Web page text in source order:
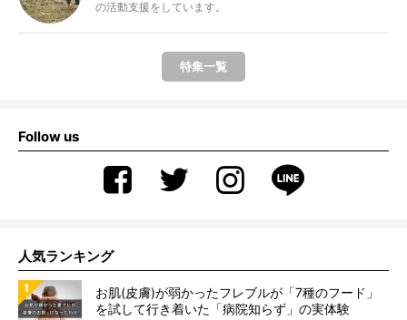
の活動支援をしています。
特集一覧
Follow us
人気ランキング
お肌(皮膚)が弱かったフレブルが「7種のフード」
を試して行き着いた「病院知らず」の実体験